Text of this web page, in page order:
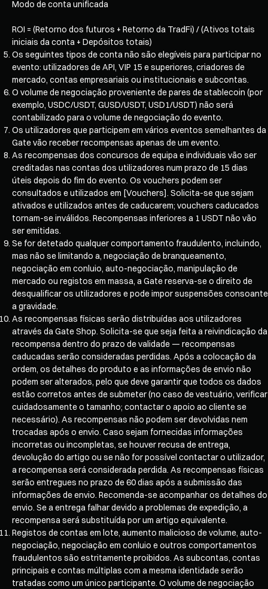
Modo de conta unificada
ROI = (Retorno dos futuros + Retorno da TradFi) / (Ativos totais
iniciais da conta + Depósitos totais)
Os seguintes tipos de conta não são elegíveis para participar no
evento: utilizadores de API, VIP 15 e superiores, criadores de
mercado, contas empresariais ou institucionais e subcontas.
O volume de negociação proveniente de pares de stablecoin (por
exemplo, USDC/USDT, GUSD/USDT, USD1/USDT) não será
contabilizado para o volume de negociação do evento.
Os utilizadores que participem em vários eventos semelhantes da
Gate vão receber recompensas apenas de um evento.
As recompensas dos concursos de equipa e individuais vão ser
creditadas nas contas dos utilizadores num prazo de 15 dias
úteis depois do fim do evento. Os vouchers podem ser
consultados e utilizados em [Vouchers]. Solicita-se que sejam
ativados e utilizados antes de caducarem; vouchers caducados
tornam-se inválidos. Recompensas inferiores a 1 USDT não vão
ser emitidas.
Se for detetado qualquer comportamento fraudulento, incluindo,
mas não se limitando a, negociação de branqueamento,
negociação em conluio, auto-negociação, manipulação de
mercado ou registos em massa, a Gate reserva-se o direito de
desqualificar os utilizadores e pode impor suspensões consoante
a gravidade.
As recompensas físicas serão distribuídas aos utilizadores
através da Gate Shop. Solicita-se que seja feita a reivindicação da
recompensa dentro do prazo de validade — recompensas
caducadas serão consideradas perdidas. Após a colocação da
ordem, os detalhes do produto e as informações de envio não
podem ser alterados, pelo que deve garantir que todos os dados
estão corretos antes de submeter (no caso de vestuário, verificar
cuidadosamente o tamanho; contactar o apoio ao cliente se
necessário). As recompensas não podem ser devolvidas nem
trocadas após o envio. Caso sejam fornecidas informações
incorretas ou incompletas, se houver recusa de entrega,
devolução do artigo ou se não for possível contactar o utilizador,
a recompensa será considerada perdida. As recompensas físicas
serão entregues no prazo de 60 dias após a submissão das
informações de envio. Recomenda-se acompanhar os detalhes do
envio. Se a entrega falhar devido a problemas de expedição, a
recompensa será substituída por um artigo equivalente.
Registos de contas em lote, aumento malicioso de volume, auto-
negociação, negociação em conluio e outros comportamentos
fraudulentos são estritamente proibidos. As subcontas, contas
principais e contas múltiplas com a mesma identidade serão
tratadas como um único participante. O volume de negociação